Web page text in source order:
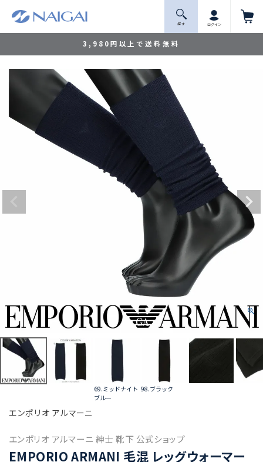
3,980円以上で送料無料
探 す ログイン
69.ミッドナイト
ブルー
98.ブラック
エンポリオ アルマーニ
エンポリオ アルマーニ 紳士 靴下 公式ショップ
EMPORIO ARMANI 毛混 レッグウォーマー